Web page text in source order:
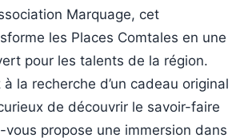
Marquage, cet
les Places Comtales en une
pour les talents de la région.
la recherche d’un cadeau original
de découvrir le savoir-faire
vous propose une immersion dans